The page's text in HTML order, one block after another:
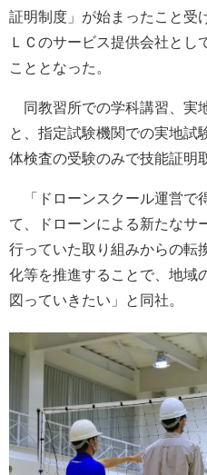
証明制度」が始まったこと受
ＬＣのサービス提供会社とし
こととなった。
同教習所での学科講習、実
と、指定試験機関での実地試
体検査の受験のみで技能証明
「ドローンスクール運営で
て、ドローンによる新たなサ
行っていた取り組みからの転
化等を推進することで、地域
図っていきたい」と同社。